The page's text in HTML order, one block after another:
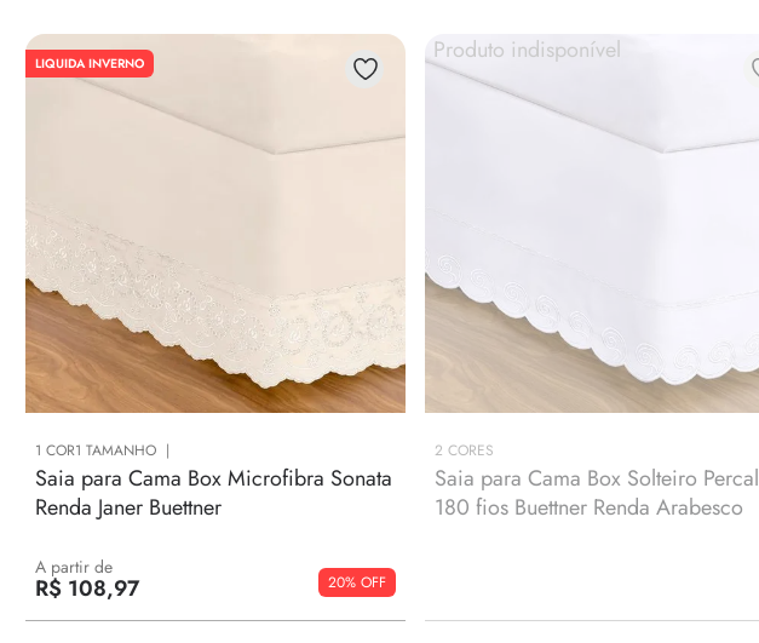
LIQUIDA INVERNO
1 COR1 TAMANHO
Saia para Cama Box Microfibra Sonata
Renda Janer Buettner
A partir de
R$ 108,97 20%
2 CORES
Saia para Cama Box Solteiro Percal
180 fios Buettner Renda Arabesco
Produto indisponível